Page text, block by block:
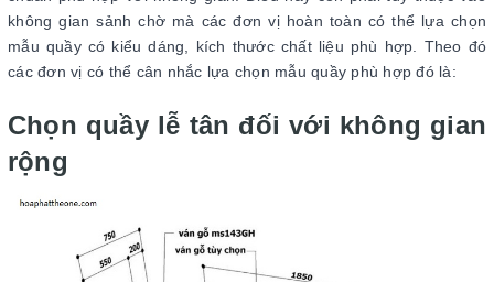
không gian sảnh chờ mà các đơn vị hoàn toàn có thể lựa chọn
mẫu quầy có kiểu dáng, kích thước chất liệu phù hợp. Theo đó
các đơn vị có thể cân nhắc lựa chọn mẫu quầy phù hợp đó là:
Chọn quầy lễ tân đối với không gian
rộng